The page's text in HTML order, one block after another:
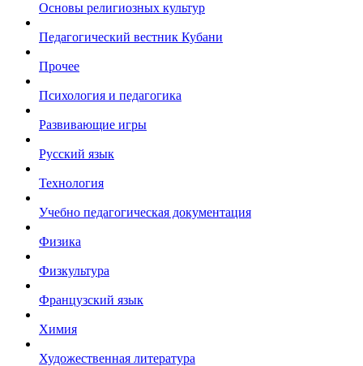
Основы религиозных культур
Педагогический вестник Кубани
Прочее
Психология и педагогика
Развивающие игры
Русский язык
Технология
Учебно педагогическая документация
Физика
Физкультура
Французский язык
Химия
Художественная литература